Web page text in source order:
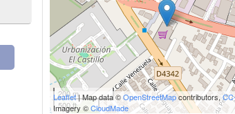
200 m
500 ft
Leaflet| Map data ©OpenStreetMapcontributors,
Imagery ©CloudMade